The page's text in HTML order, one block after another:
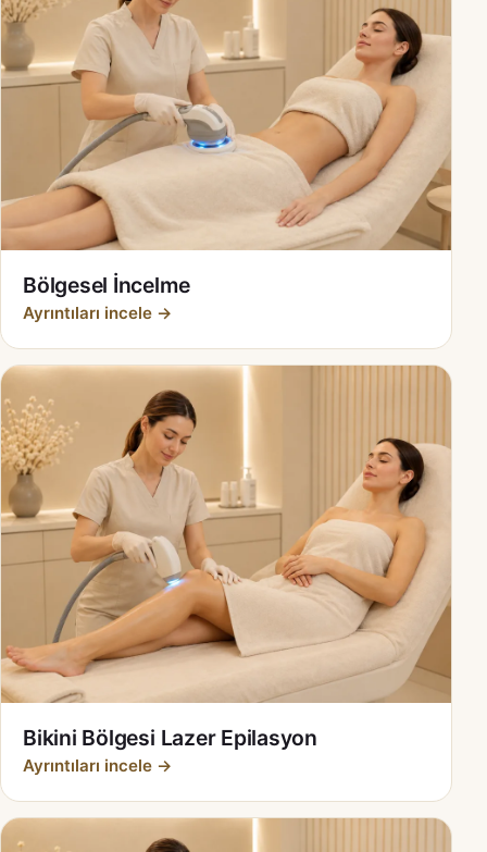
Bölgesel İncelme
Ayrıntıları incele →
Bikini Bölgesi Lazer Epilasyon
Ayrıntıları incele →